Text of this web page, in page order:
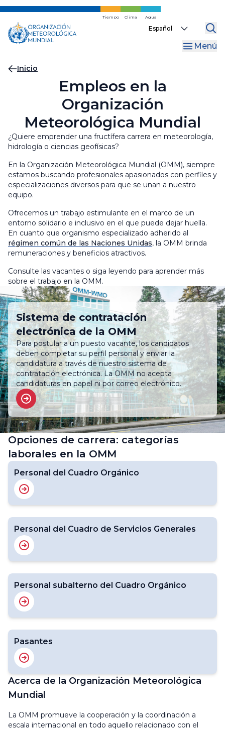
Ir
contenido
principal
Tiempo Clima Agua
Select
Menú
Migas
Inicio
Empleos en la
Organización
Meteorológica Mundial
¿Quiere emprender una fructífera carrera en meteorología,
hidrología o ciencias geofísicas?
En la Organización Meteorológica Mundial (OMM), siempre
estamos buscando profesionales apasionados con perfiles y
especializaciones diversos para que se unan a nuestro
equipo.
Ofrecemos un trabajo estimulante en el marco de un
entorno solidario e inclusivo en el que puede dejar huella.
En cuanto que organismo especializado adherido al
régimen común de las Naciones Unidas, la OMM brinda
remuneraciones y beneficios atractivos.
Consulte las vacantes o siga leyendo para aprender más
sobre el trabajo en la OMM.
Sistema de contratación
electrónica de la OMM
Para postular a un puesto vacante, los candidatos
deben completar su perfil personal y enviar la
candidatura a través de nuestro sistema de
contratación electrónica. La OMM no acepta
candidaturas en papel ni por correo electrónico.
Opciones de carrera: categorías
laborales en la OMM
Personal del Cuadro Orgánico
Personal del Cuadro de Servicios Generales
Personal subalterno del Cuadro Orgánico
Pasantes
Acerca de la Organización Meteorológica
Mundial
La OMM promueve la cooperación y la coordinación a
escala internacional en todo aquello relacionado con el